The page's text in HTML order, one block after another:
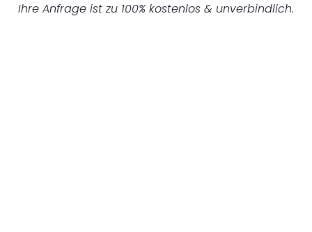
Ihre Anfrage ist zu 100% kostenlos & unverbindlich.